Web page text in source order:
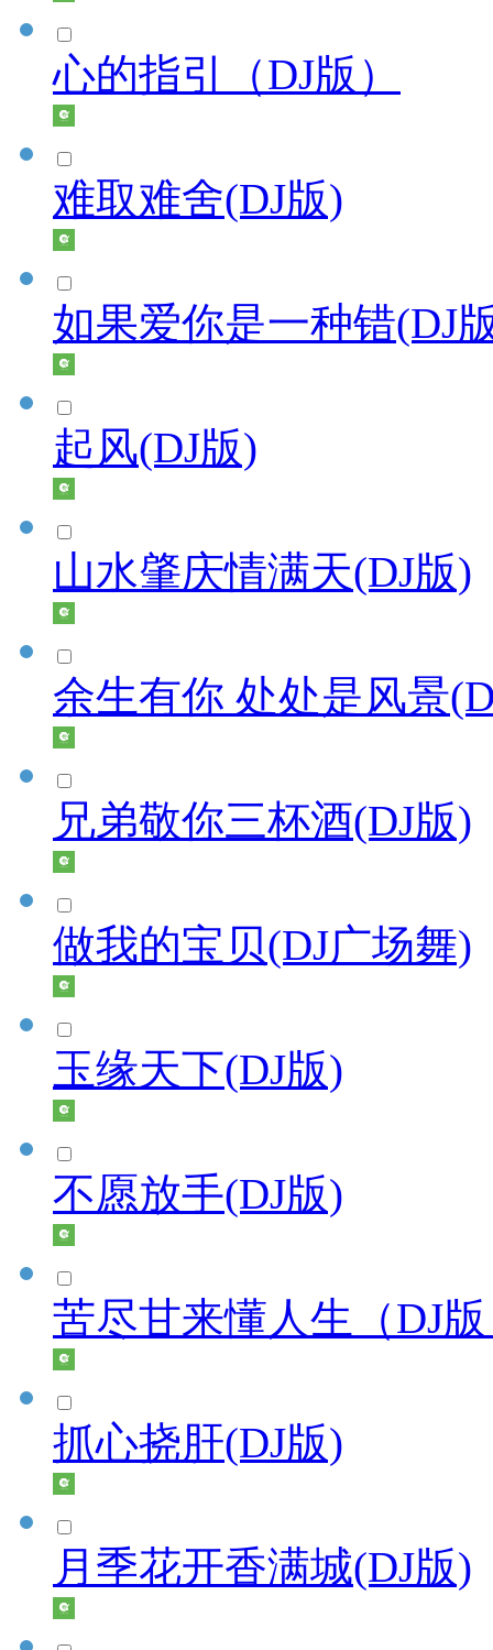
心的指引（DJ版）
难取难舍(DJ版)
如果爱你是一种错(DJ
起风(DJ版)
山水肇庆情满天(DJ版)
余生有你 处处是风景
兄弟敬你三杯酒(DJ版)
做我的宝贝(DJ广场舞)
玉缘天下(DJ版)
不愿放手(DJ版)
苦尽甘来懂人生（DJ
抓心挠肝(DJ版)
月季花开香满城(DJ版)